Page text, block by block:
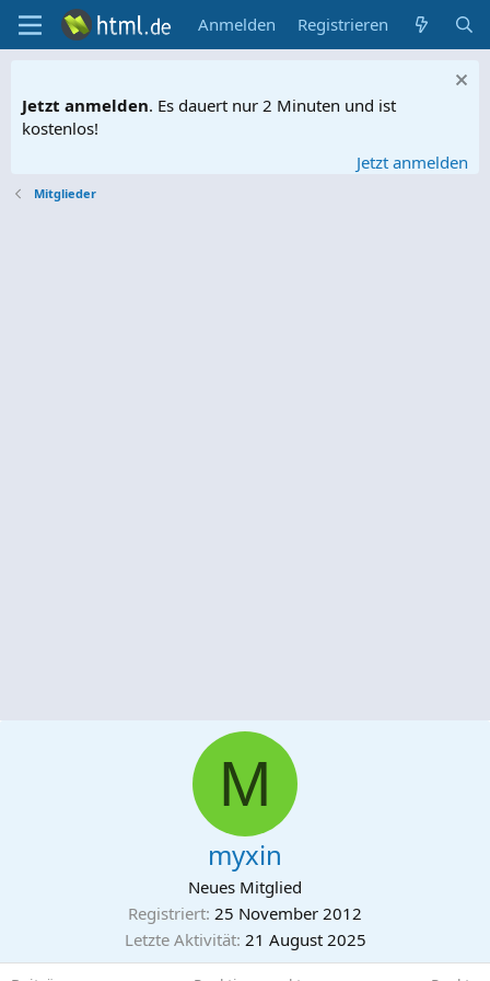
Anmelden Registrieren
Jetzt anmelden. Es dauert nur 2 Minuten und ist
kostenlos!
Jetzt anmelden
Mitglieder
M
myxin
Neues Mitglied
Registriert 25 November 2012
Letzte Aktivität 21 August 2025